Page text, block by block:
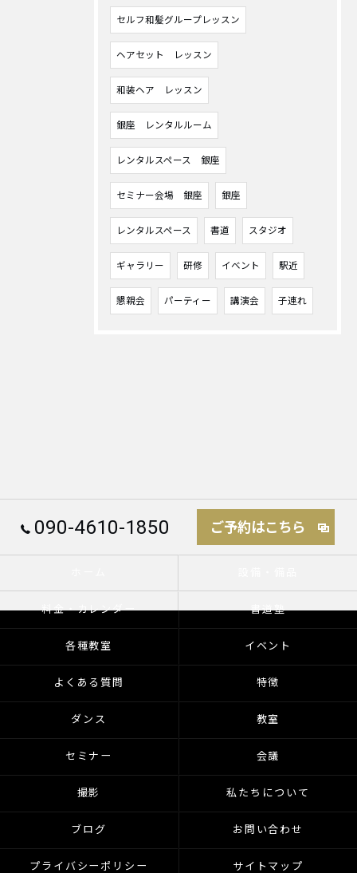
セルフ和髪グループレッスン
ヘアセット レッスン
和装ヘア レッスン
銀座 レンタルルーム
レンタルスペース 銀座
セミナー会場 銀座 銀座
レンタルスペース 書道 スタジオ
ギャラリー 研修 イベント 駅近
懇親会 パーティー 講演会 子連れ
090-4610-1850 ご予約はこちら
料金・カレンダー 書道塾
各種教室 イベント
よくある質問 特徴
ダンス 教室
セミナー 会議
撮影 私たちについて
ブログ お問い合わせ
プライバシーポリシー サイトマップ